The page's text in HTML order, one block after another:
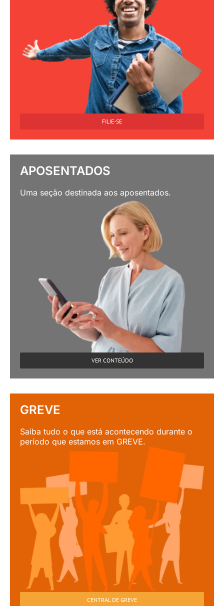
FILIE-SE
APOSENTADOS
Uma seção destinada aos aposentados.
VER CONTEÚDO
GREVE
Saiba tudo o que está acontecendo durante o
período que estamos em GREVE.
CENTRAL DE GREVE